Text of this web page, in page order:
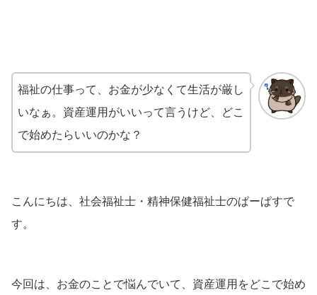
福祉の仕事って、お金が少なくて生活が厳し
いなぁ。資産運用がいいって言うけど、どこ
で始めたらいいのかな？
こんにちは、社会福祉士・精神保健福祉士のぱーぱすで
す。
今回は、お金のことで悩んでいて、資産運用をどこで始め